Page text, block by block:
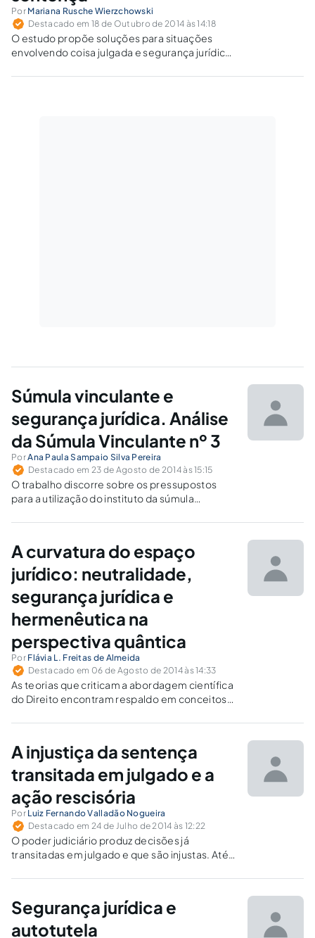
Por Mariana Rusche Wierzchowski
Destacado em 18 de Outubro de 2014 às 14:18
O estudo propõe soluções para situações
envolvendo coisa julgada e segurança jurídica,
definir o perfil dogmático da coisa julgada e do
Súmula vinculante e
segurança jurídica. Análise
da Súmula Vinculante nº 3
PorAna Paula Sampaio Silva Pereira
Destacado em 23 de Agosto de 2014 às 15:15
O trabalho discorre sobre os pressupostos
para a utilização do instituto da súmula
princípio da segurança jurídica, a partir do
Vinculante n. 3.
A curvatura do espaço
jurídico: neutralidade,
segurança jurídica e
hermenêutica na
perspectiva quântica
Por Flávia L. Freitas de Almeida
Destacado em 06 de Agosto de 2014 às 14:33
As teorias que criticam a abordagem científica
do Direito encontram respaldo em conceitos
Aborda-se o pensamento jurídico à luz dos
tendo por base conceitos quânticos,
relativísticos e probabilísticos.
A injustiça da sentença
transitada em julgado e a
ação rescisória
Por Luiz Fernando Valladão Nogueira
Destacado em 24 de Julho de 2014 às 12:22
O poder judiciário produz decisões já
transitadas em julgado e que são injustas. Até
prevalecer sobre o valor justiça?
Segurança jurídica e
autotutela